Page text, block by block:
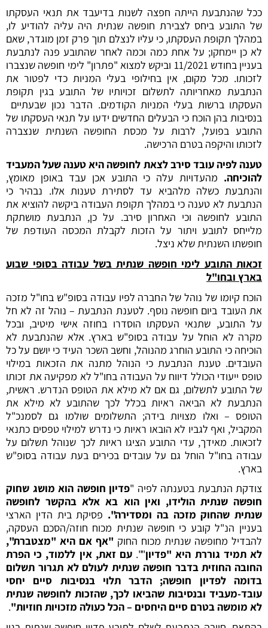
ככל שהנתבעת הייתה חפצה לשנות בדיעבד את תנאי העסקתו
של התובע ביחס לצבירת חופשה שנתית היה עליה להודיע לו,
במהלך תקופת העסקתו, כי עליו לנצלם תוך פרק זמן מוגדר, שאם
לא כן יימחקו; על אחת כמה וכמה לאחר שהתובע פנה לנתבעת
בעניין בחודש 11/2021 וביקש למצוא "פתרון" לימי חופשה שנצברו
לזכותו. מכל מקום, אין בחילופי בעלי המניות כדי לפטור את
הנתבעת מאחריותה לתשלום זכויותיו של התובע בגין תקופת
העסקתו ברשות בעלי המניות הקודמים. הדבר נכון שבעתיים
בנסיבות בהן הוכח כי הבעלים החדשים ידעו על תנאי העסקתו של
התובע בפועל, לרבות על מכסת החופשה השנתית שנצברה
לזכותו והיקפה בטרם הרכישה.
טענה לפיה עובד סירב לצאת לחופשה היא טענה שעל המעביד
להוכיחה. מהעדויות עלה כי התובע אכן עבד באופן מאומץ,
והנתבעת כשלה מלהביא עד לסתירת טענות אלו. נבהיר כי
הנתבעת לא טענה כי במהלך תקופת העבודה ביקשה להוציא את
התובע לחופשה וכי האחרון סירב. על כן, הנתבעת מושתקת
מלייחס לתובע ויתור על הזכות לקבלת המכסה העודפת של
חופשתו השנתית שלא ניצל.
זכאות התובע לימי חופשה שנתית בשל עבודה בסופי שבוע
בארץ ובחו"ל
הוכח קיומו של נוהל של החברה לפיו עבודה בסופ"ש בחו"ל מזכה
את העובד ביום חופשה נוסף. לטענת הנתבעת – נוהל זה לא חל
על התובע, שתנאי העסקתו הוסדרו בחוזה אישי מיטיב, ובכל
מקרה לא הוחל על עבודה בסופ"ש בארץ. אלא שהנתבעת לא
הוכיחה כי התובע הוחרג מהנוהל, וחשב השכר העיד כי יושם על כל
העובדים. טענת הנתבעת כי הנוהל מתנה את הזכאות במילוי
טופס ייעודי הכולל דיווח על העבודה בחו"ל לא מפקיעה את זכותו
של התובע לתשלום, גם אם לא מילא את הטופס הנדרש. ראשית,
הנתבעת לא הביאה ראיות בכלל לכך שהתובע לא מילא את
הטופס – ואלו מצויות בידה; התשלומים שולמו גם לסמנכ"ל
המקביל, ואף לגביו לא הובאו ראיות כי נדרש למילוי טפסים כתנאי
לזכאות. מאידך, עדי התובע הציגו ראיות לכך שנוהל תשלום על
עבודה בחו"ל הוחל גם על עובדים בכירים בעת עבודה בסופ"ש
בארץ.
צודקת הנתבעת בטענתה לפיה "פדיון חופשה הוא מושג שחוק
חופשה שנתית הולידו, ואין הוא בא אלא בהקשר לחופשה
שנתית שהחוק מזכה בה ומסדירה". פסיקת בית הדין הארצי
בעניין הנ"ל קובע כי חופשה שנתית מכוח חוזה/הסכם העסקה,
להבדיל מחופשה שנתית מכוח החוק "אף אם היא "מצטברת",
לא תמיד גוררת היא "פדיון"". עם זאת, אין ללמוד, כי הפרת
החובה החוזית בדבר חופשה שנתית לעולם לא תגרור תשלום
בדומה לפדיון חופשה; הדבר תלוי בנסיבות סיים יחסי
עובד-מעביד ובנסיבות שהביאו לכך, שהזכות לחופשה שנתית
לא מומשה בטרם סיים היחסים – הכל כעולה מזכויות חוזיות".